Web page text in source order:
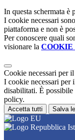
In questa schermata è
I cookie necessari
piattaforma e non è
Per conoscere quali
visionare la
Cookie necessari per
I cookie necessari per
disabilitati. È
policy.
Accetta tutti Salva